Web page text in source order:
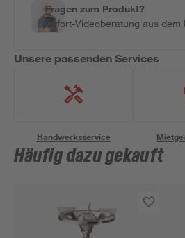
Fragen zum Produkt?
Sofort-Videoberatung aus dem
Unsere passenden Services
Handwerksservice
Häufig dazu gekauft